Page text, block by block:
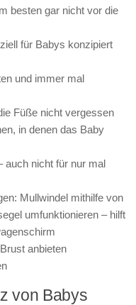
besten gar nicht vor die
für Babys konzipiert
und immer mal
Füße nicht vergessen
in denen das Baby
auch nicht für nur mal
Mullwindel mithilfe von
umfunktionieren – hilft
anbieten
von Babys